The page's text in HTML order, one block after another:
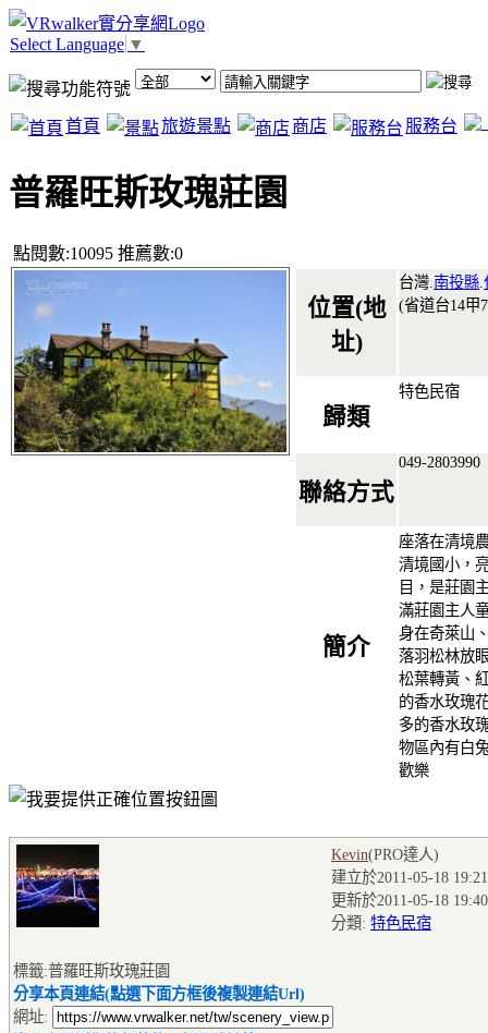
Select Language ▼
首頁 旅遊景點 商店 服務台
普羅旺斯玫瑰莊園
點閱數:10095 推薦數:0
位置(地
址)
台灣. 南投縣
(省道台14甲
歸類
特色民宿
聯絡方式
049-2803990
簡介
座落在清境
清境國小，
目，是莊園
滿莊園主人
身在奇萊山
落羽松林放
松葉轉黃、
的香水玫瑰
多的香水玫
物區內有白
歡樂
Kevin(PRO達人)
建立於2011-05-18
更新於2011-05-18
分類: 特色民宿
標籤:普羅旺斯玫瑰莊園
分享本頁連結(點選下面方框後複製連結Url)
網址: